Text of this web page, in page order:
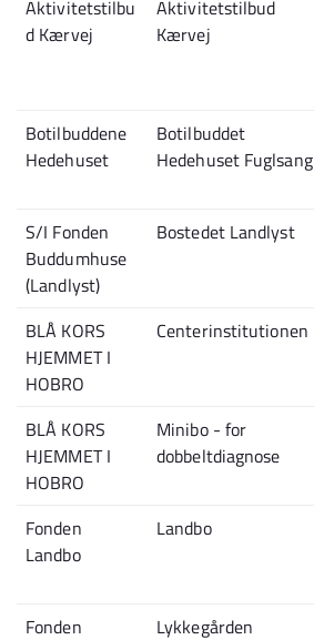
Aktivitetstilbu
d Kærvej
Aktivitetstilbud
Kærvej
Botilbuddene
Hedehuset
Botilbuddet
Hedehuset Fuglsang
S/I Fonden
Buddumhuse
(Landlyst)
Bostedet Landlyst
BLÅ KORS
HJEMMET I
HOBRO
Centerinstitutionen
BLÅ KORS
HJEMMET I
HOBRO
Minibo - for
dobbeltdiagnose
Fonden
Landbo
Landbo
Fonden
Lykkegården